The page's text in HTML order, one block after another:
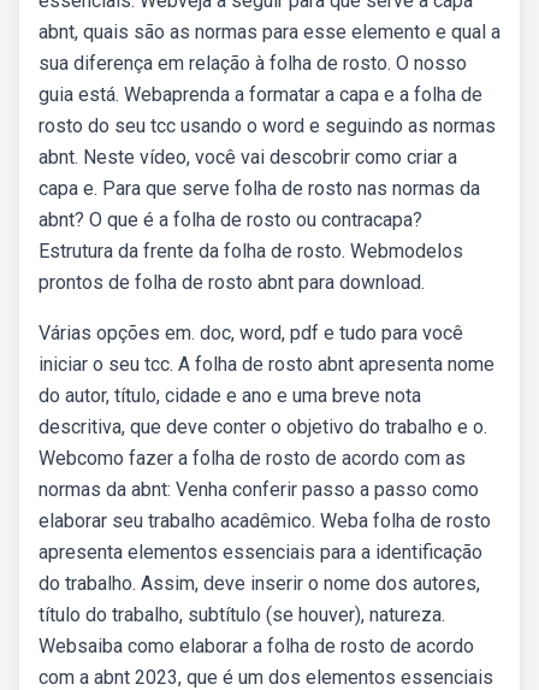
abnt, quais são as normas para esse elemento e qual a
sua diferença em relação à folha de rosto. O nosso
guia está. Webaprenda a formatar a capa e a folha de
rosto do seu tcc usando o word e seguindo as normas
abnt. Neste vídeo, você vai descobrir como criar a
capa e. Para que serve folha de rosto nas normas da
abnt? O que é a folha de rosto ou contracapa?
Estrutura da frente da folha de rosto. Webmodelos
prontos de folha de rosto abnt para download.
Várias opções em. doc, word, pdf e tudo para você
iniciar o seu tcc. A folha de rosto abnt apresenta nome
do autor, título, cidade e ano e uma breve nota
descritiva, que deve conter o objetivo do trabalho e o.
Webcomo fazer a folha de rosto de acordo com as
normas da abnt: Venha conferir passo a passo como
elaborar seu trabalho acadêmico. Weba folha de rosto
apresenta elementos essenciais para a identificação
do trabalho. Assim, deve inserir o nome dos autores,
título do trabalho, subtítulo (se houver), natureza.
Websaiba como elaborar a folha de rosto de acordo
com a abnt 2023, que é um dos elementos essenciais